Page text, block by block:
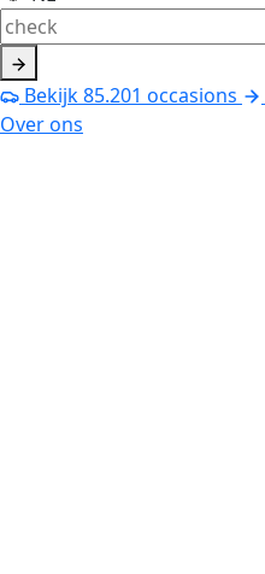
Bekijk85.201 occasions
Over ons